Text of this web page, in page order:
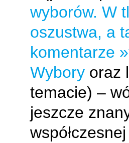
wyborów. W
oszustwa, a
komentarze
Wybory oraz
temacie) –
jeszcze